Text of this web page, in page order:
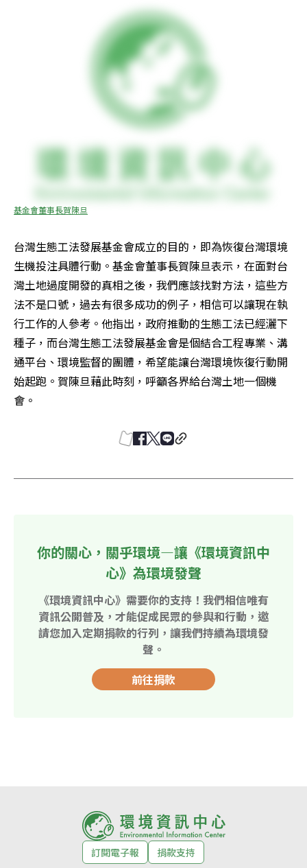
基金會董事長賀陳旦
台灣生態工法發展基金會成立的目的，即為恢復台灣環境
生機投注具體行動。基金會董事長賀陳旦表示，在面對台
灣土地過度開發的真相之後，我們應該找對方法，這些方
法不是口號，過去有很多成功的例子，相信可以讓現在執
行工作的人參考。他指出，政府推動的生態工法已經灑下
種子，而台灣生態工法發展基金會是個結合工程專業、溝
通平台、環境監督的團體，希望能讓台灣環境恢復行動開
始起跑。賀陳旦藉此時刻，呼籲各界給台灣土地一個機
會。
你的關心，關乎環境—讓《環境資訊中
心》為環境發聲
《環境資訊中心》需要你的支持！我們相信唯有
資訊公開普及，才能促成民眾的參與和行動，邀
請您加入定期捐款的行列，讓我們持續為環境發
聲。
前往捐款
訂閱電子報
捐款支持